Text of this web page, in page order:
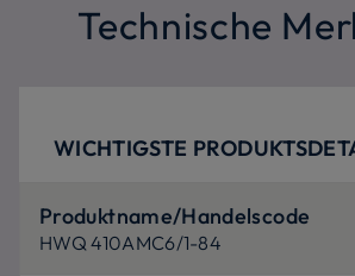
Technische
WICHTIGSTE
Produktname/Handelscode
HWQ 410AMC6/1-84